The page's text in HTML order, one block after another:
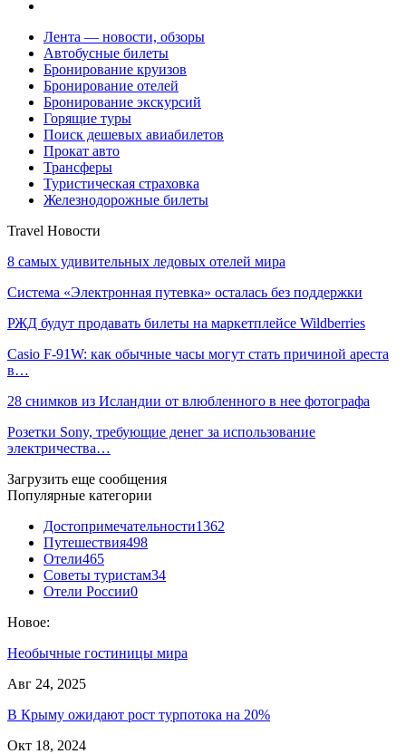
Лента — новости, обзоры
Автобусные билеты
Бронирование круизов
Бронирование отелей
Бронирование экскурсий
Горящие туры
Поиск дешевых авиабилетов
Прокат авто
Трансферы
Туристическая страховка
Железнодорожные билеты
Travel Новости
8 самых удивительных ледовых отелей мира
Система «Электронная путевка» осталась без поддержки
РЖД будут продавать билеты на маркетплейсе Wildberries
Casio F-91W: как обычные часы могут стать причиной ареста
в…
28 снимков из Исландии от влюбленного в нее фотографа
Розетки Sony, требующие денег за использование
электричества…
Загрузить еще сообщения
Популярные категории
Достопримечательности1362
Путешествия498
Отели465
Советы туристам34
Отели России0
Новое:
Необычные гостиницы мира
Авг 24, 2025
В Крыму ожидают рост турпотока на 20%
Окт 18, 2024